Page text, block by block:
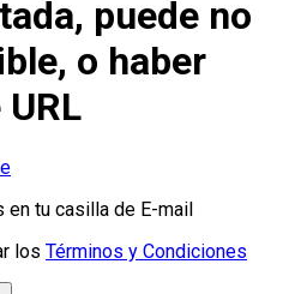
puede no
o haber
en tu casilla de E-mail
los Términos y Condiciones